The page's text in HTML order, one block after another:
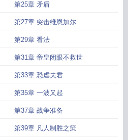
第25章 矛盾
第27章 突击维恩加尔
第29章 看法
第31章 帝皇闭眼不救世
第33章 恐虐夫君
第35章 一波又起
第37章 战争准备
第39章 凡人制胜之策